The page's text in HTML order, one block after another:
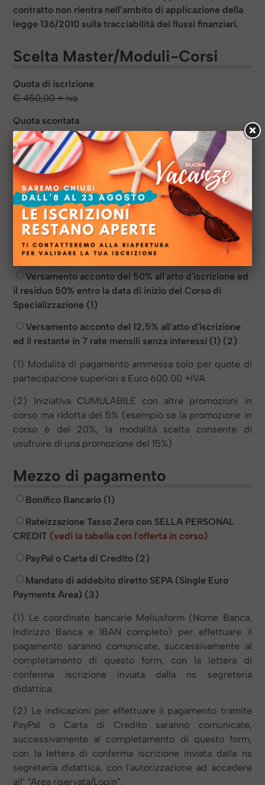
contratto non rientra nell’ambito di applicazione della
legge 136/2010 sulla tracciabilità dei flussi finanziari.
Scelta Master/Moduli-Corsi
Quota di iscrizione
€ 450,00 + iva
Quota scontata
€ 382,50 + iva
Numero persone
Modalità di pagamento
ammesse
Unica soluzione all'atto dell'iscrizione
Versamento acconto del 50% all'atto d'iscrizione ed
il residuo 50% entro la data di inizio del Corso di
Specializzazione (1)
Versamento acconto del 12,5% all'atto d'iscrizione
ed il restante in 7 rate mensili senza interessi (1) (2)
(1) Modalità di pagamento ammessa solo per quote di
partecipazione superiori a Euro 600.00 +IVA
(2) Iniziativa CUMULABILE con altre promozioni in
corso ma ridotta del 5% (esempio se la promozione in
corso è del 20%, la modalità scelta consente di
usufruire di una promozione del 15%)
Mezzo di pagamento
Bonifico Bancario (1)
Rateizzazione Tasso Zero con SELLA PERSONAL
CREDIT (vedi la tabella con l'offerta in corso)
PayPal o Carta di Credito (2)
Mandato di addebito diretto SEPA (Single Euro
Payments Area) (3)
(1) Le coordinate bancarie Meliusform (Nome Banca,
Indirizzo Banca e IBAN completo) per effettuare il
pagamento saranno comunicate, successivamente al
completamento di questo form, con la lettera di
conferma iscrizione inviata dalla ns segreteria
didattica.
(2) Le indicazioni per effettuare il pagamento tramite
PayPal o Carta di Credito saranno comunicate,
successivamente al completamento di questo form,
con la lettera di conferma iscrizione inviata dalla ns
segreteria didattica, con l'autorizzazione ad accedere
all’ “Area riservata/Login”.